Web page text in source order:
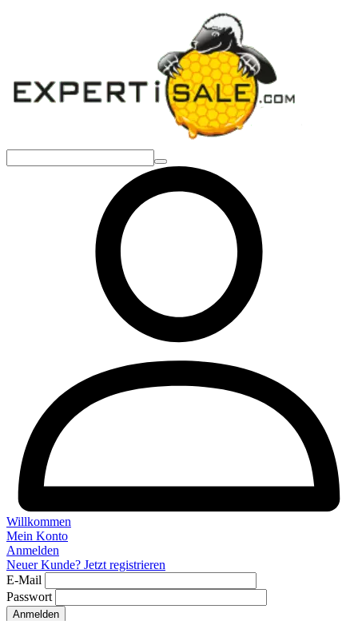
Willkommen
Mein Konto
Anmelden
Neuer Kunde? Jetzt registrieren
E-Mail
Passwort
Anmelden